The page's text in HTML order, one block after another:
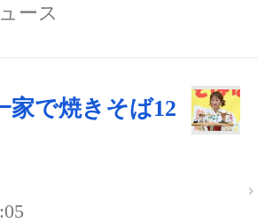
ース
家で焼きそば12